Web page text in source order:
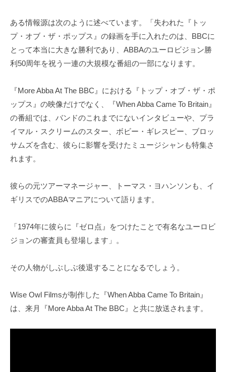
ある情報源は次のように述べています。「失われた『トッ
プ・オブ・ザ・ポップス』の録画を手に入れたのは、BBCに
とって本当に大きな勝利であり、ABBAのユーロビジョン勝
利50周年を祝う一連の大規模な番組の一部になります。
『More Abba At The BBC』における『トップ・オブ・ザ・ポ
ップス』の映像だけでなく、『When Abba Came To Britain』
の番組では、バンドのこれまでにないインタビューや、プラ
イマル・スクリームのスター、ボビー・ギレスピー、ブロッ
サムズを含む、彼らに影響を受けたミュージシャンも特集さ
れます。
彼らの元ツアーマネージャー、トーマス・ヨハンソンも、イ
ギリスでのABBAマニアについて語ります。
「1974年に彼らに『ゼロ点』をつけたことで有名なユーロビ
ジョンの審査員も登場します」。
その人物がしぶしぶ後退することになるでしょう。
Wise Owl Filmsが制作した『When Abba Came To Britain』
は、来月『More Abba At The BBC』と共に放送されます。